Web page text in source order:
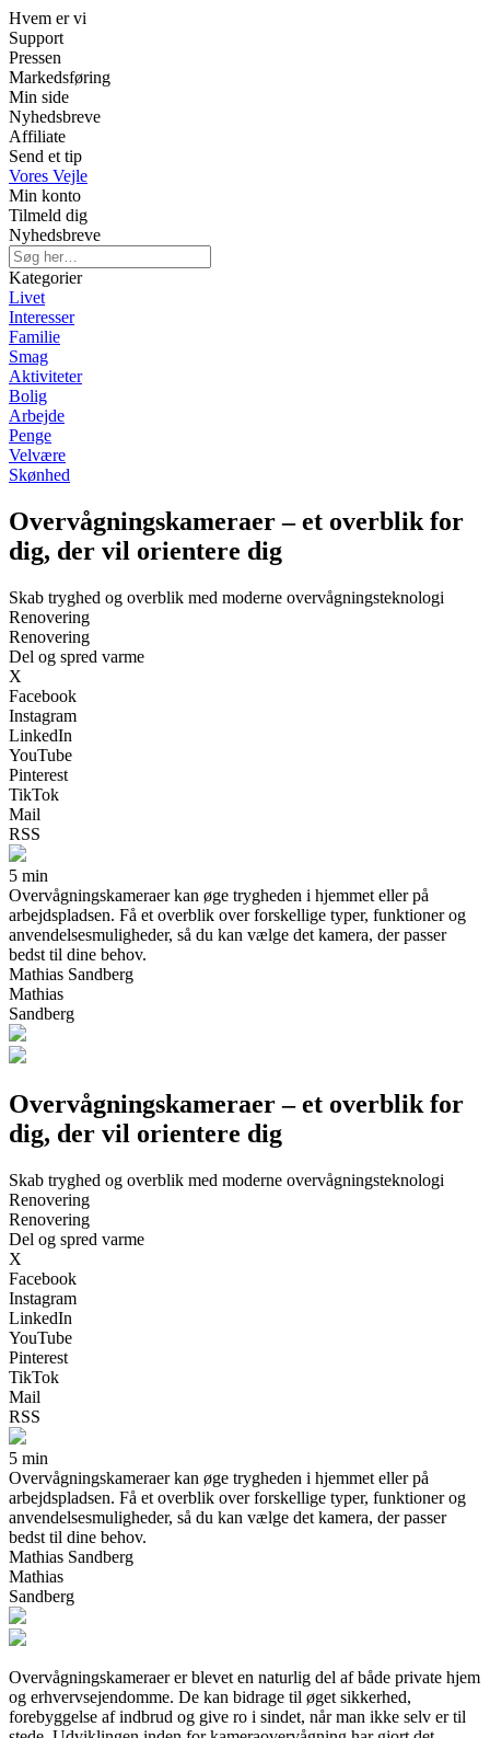
Hvem er vi
Support
Pressen
Markedsføring
Min side
Nyhedsbreve
Affiliate
Send et tip
Vores Vejle
Min konto
Tilmeld dig
Nyhedsbreve
Kategorier
Livet
Interesser
Familie
Smag
Aktiviteter
Bolig
Arbejde
Penge
Velvære
Skønhed
Overvågningskameraer – et overblik for
dig, der vil orientere dig
Skab tryghed og overblik med moderne overvågningsteknologi
Renovering
Renovering
Del og spred varme
X
Facebook
Instagram
LinkedIn
YouTube
Pinterest
TikTok
Mail
RSS
5 min
Overvågningskameraer kan øge trygheden i hjemmet eller på
arbejdspladsen. Få et overblik over forskellige typer, funktioner og
anvendelsesmuligheder, så du kan vælge det kamera, der passer
bedst til dine behov.
Mathias Sandberg
Mathias
Sandberg
Overvågningskameraer – et overblik for
dig, der vil orientere dig
Skab tryghed og overblik med moderne overvågningsteknologi
Renovering
Renovering
Del og spred varme
X
Facebook
Instagram
LinkedIn
YouTube
Pinterest
TikTok
Mail
RSS
5 min
Overvågningskameraer kan øge trygheden i hjemmet eller på
arbejdspladsen. Få et overblik over forskellige typer, funktioner og
anvendelsesmuligheder, så du kan vælge det kamera, der passer
bedst til dine behov.
Mathias Sandberg
Mathias
Sandberg
Overvågningskameraer er blevet en naturlig del af både private hjem
og erhvervsejendomme. De kan bidrage til øget sikkerhed,
forebyggelse af indbrud og give ro i sindet, når man ikke selv er til